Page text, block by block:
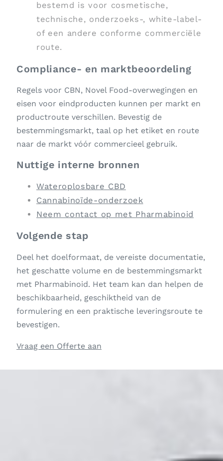
bestemd is voor cosmetische,
technische, onderzoeks-, white-label-
of een andere conforme commerciële
route.
Compliance- en marktbeoordeling
Regels voor CBN, Novel Food-overwegingen en
eisen voor eindproducten kunnen per markt en
productroute verschillen. Bevestig de
bestemmingsmarkt, taal op het etiket en route
naar de markt vóór commercieel gebruik.
Nuttige interne bronnen
Wateroplosbare CBD
Cannabinoïde-onderzoek
Neem contact op met Pharmabinoid
Volgende stap
Deel het doelformaat, de vereiste documentatie,
het geschatte volume en de bestemmingsmarkt
met Pharmabinoid. Het team kan dan helpen de
beschikbaarheid, geschiktheid van de
formulering en een praktische leveringsroute te
bevestigen.
Vraag een Offerte aan